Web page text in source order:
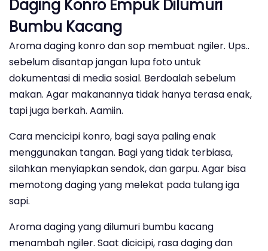
Daging Konro Empuk Dilumuri
Bumbu Kacang
Aroma daging konro dan sop membuat ngiler. Ups..
sebelum disantap jangan lupa foto untuk
dokumentasi di media sosial. Berdoalah sebelum
makan. Agar makanannya tidak hanya terasa enak,
tapi juga berkah. Aamiin.
Cara mencicipi konro, bagi saya paling enak
menggunakan tangan. Bagi yang tidak terbiasa,
silahkan menyiapkan sendok, dan garpu. Agar bisa
memotong daging yang melekat pada tulang iga
sapi.
Aroma daging yang dilumuri bumbu kacang
menambah ngiler. Saat dicicipi, rasa daging dan